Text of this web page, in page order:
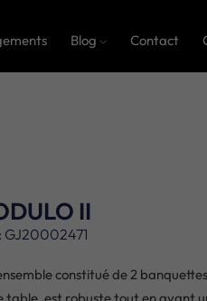
Blog Contact
II
GJ20002471
constitué de 2